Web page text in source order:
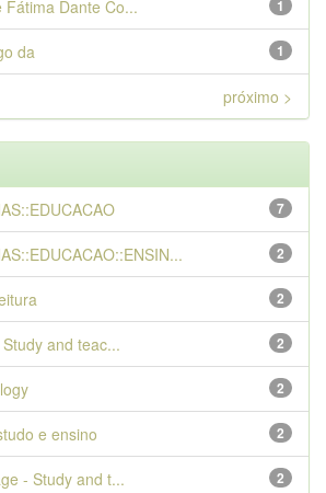
1
Dante Co...
1
da
próximo >
7
2
2
2
and teac...
2
2
e ensino
2
- Study and t...